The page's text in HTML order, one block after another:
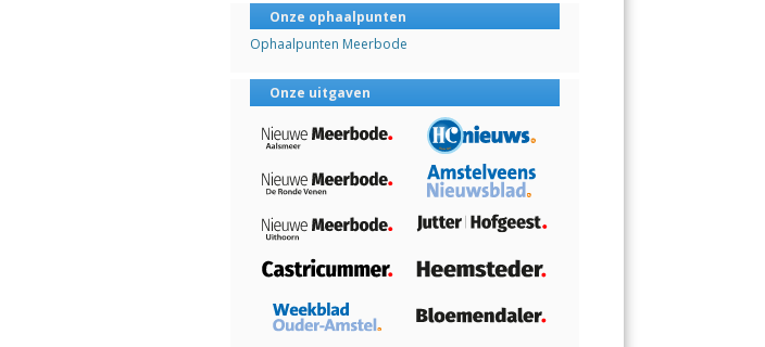
Onze ophaalpunten
Ophaalpunten Meerbode
Onze uitgaven